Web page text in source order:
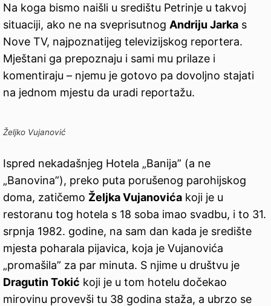
Na koga bismo naišli u središtu Petrinje u takvoj
situaciji, ako ne na sveprisutnog Andriju Jarka s
Nove TV, najpoznatijeg televizijskog reportera.
Mještani ga prepoznaju i sami mu prilaze i
komentiraju – njemu je gotovo pa dovoljno stajati
na jednom mjestu da uradi reportažu.
Željko Vujanović
Ispred nekadašnjeg Hotela „Banija” (a ne
„Banovina”), preko puta porušenog parohijskog
doma, zatičemo Željka Vujanovića koji je u
restoranu tog hotela s 18 soba imao svadbu, i to 31.
srpnja 1982. godine, na sam dan kada je središte
mjesta poharala pijavica, koja je Vujanovića
„promašila” za par minuta. S njime u društvu je
Dragutin Tokić koji je u tom hotelu dočekao
mirovinu provevši tu 38 godina staža, a ubrzo se